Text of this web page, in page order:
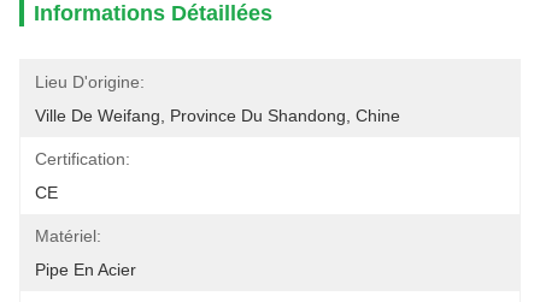
Informations Détaillées
Lieu D'origine:
Ville De Weifang, Province Du Shandong, Chine
Certification:
CE
Matériel:
Pipe En Acier